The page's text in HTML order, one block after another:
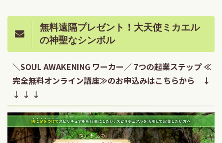
無料遠隔プレゼント！大天使ミカエル
の神聖なシンボル
＼SOUL AWAKENING ワーカー／ 7つの起業ステップ ≪
完全無料オンライン講座≫のお申込みはこちらから ↓
↓ ↓ ↓